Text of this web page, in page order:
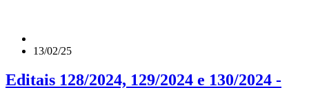
13/02/25
Editais 128/2024, 129/2024 e 130/2024 -